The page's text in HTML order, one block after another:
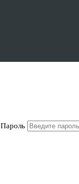
Пароль